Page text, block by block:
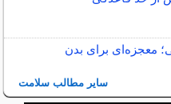
معجزه‌ای برای بدن
سایر مطالب سلامت